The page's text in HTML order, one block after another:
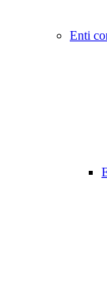
Enti